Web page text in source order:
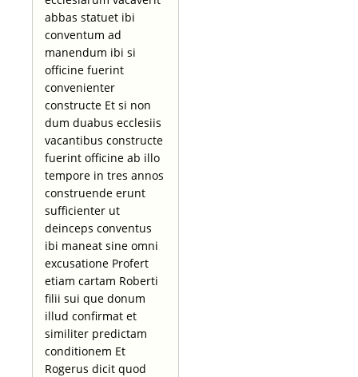
abbas statuet ibi
conventum ad
manendum ibi si
officine fuerint
convenienter
constructe Et si non
dum duabus ecclesiis
vacantibus constructe
fuerint officine ab illo
tempore in tres annos
construende erunt
sufficienter ut
deinceps conventus
ibi maneat sine omni
excusatione Profert
etiam cartam Roberti
filii sui que donum
illud confirmat et
similiter predictam
conditionem Et
Rogerus dicit quod